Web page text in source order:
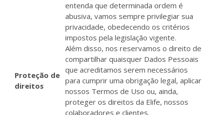
entenda que determinada ordem é
abusiva, vamos sempre privilegiar sua
privacidade, obedecendo os critérios
impostos pela legislação vigente.
Proteção de
direitos
Além disso, nos reservamos o direito de
compartilhar quaisquer Dados Pessoais
que acreditamos serem necessários
para cumprir uma obrigação legal, aplicar
nossos Termos de Uso ou, ainda,
proteger os direitos da Elife, nossos
colaboradores e clientes.